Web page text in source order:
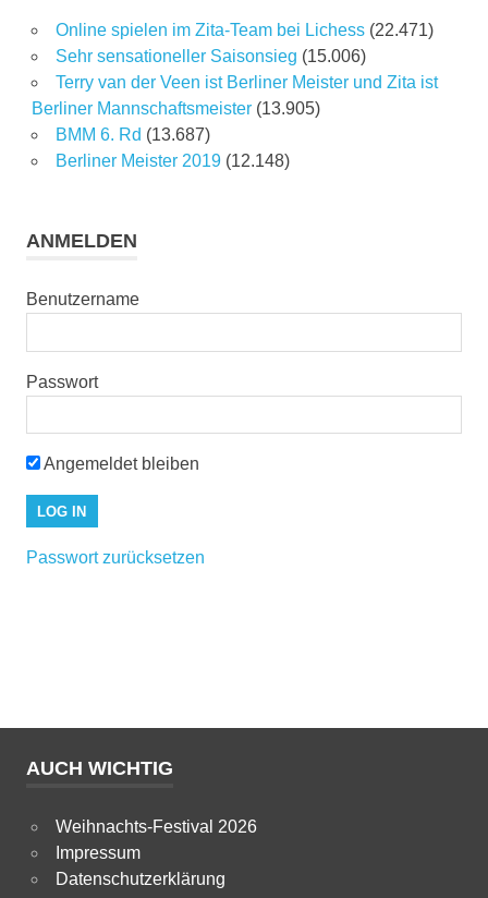
Online spielen im Zita-Team bei Lichess (22.471)
Sehr sensationeller Saisonsieg (15.006)
Terry van der Veen ist Berliner Meister und Zita ist
Berliner Mannschaftsmeister (13.905)
BMM 6. Rd (13.687)
Berliner Meister 2019 (12.148)
ANMELDEN
Benutzername
Passwort
Angemeldet bleiben
Passwort zurücksetzen
AUCH WICHTIG
Weihnachts-Festival 2026
Impressum
Datenschutzerklärung